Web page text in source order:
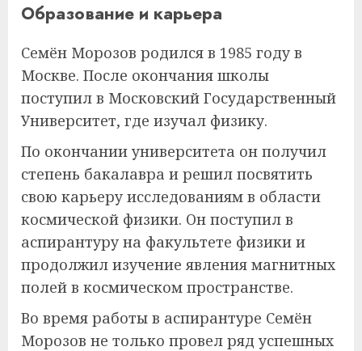
Образование и карьера
Семён Морозов родился в 1985 году в
Москве. После окончания школы
поступил в Московский Государственный
Университет, где изучал физику.
По окончании университета он получил
степень бакалавра и решил посвятить
свою карьеру исследованиям в области
космической физики. Он поступил в
аспирантуру на факультете физики и
продолжил изучение явления магнитных
полей в космическом пространстве.
Во время работы в аспирантуре Семён
Морозов не только провел ряд успешных